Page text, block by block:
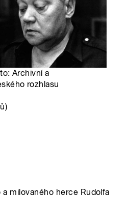
Archivní a
rozhlasu
milovaného herce Rudolfa